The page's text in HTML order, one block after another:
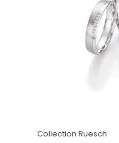
Collection Ruesch